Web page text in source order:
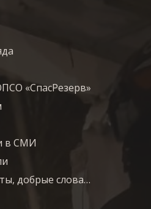
«СпасРезерв»
в СМИ
добрые слова…